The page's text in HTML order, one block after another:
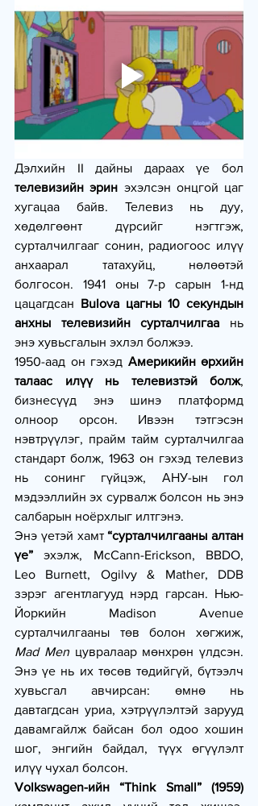
телевизийн эрин эхэлсэн онцгой цаг
хугацаа байв. Телевиз нь дуу,
хөдөлгөөнт дүрсийг нэгтгэж,
сурталчилгааг сонин, радиогоос илүү
анхаарал татахуйц, нөлөөтэй
болгосон. 1941 оны 7-р сарын 1-нд
цацагдсан Bulova цагны 10 секундын
анхны телевизийн сурталчилгаа нь
энэ хувьсгалын эхлэл болжээ.
1950-аад он гэхэд Америкийн өрхийн
талаас илүү нь телевизтэй болж,
бизнесүүд энэ шинэ платформд
олноор орсон. Ивээн тэтгэсэн
нэвтрүүлэг, прайм тайм сурталчилгаа
стандарт болж, 1963 он гэхэд телевиз
нь сонинг гүйцэж, АНУ-ын гол
мэдээллийн эх сурвалж болсон нь энэ
салбарын ноёрхлыг илтгэнэ.
Энэ үетэй хамт “сурталчилгааны алтан
үе” эхэлж, McCann-Erickson, BBDO,
Leo Burnett, Ogilvy & Mather, DDB
зэрэг агентлагууд нэрд гарсан. Нью-
Йоркийн Madison Avenue
Mad Men цувралаар мөнхрөн үлдсэн.
Энэ үе нь их төсөв төдийгүй, бүтээлч
хувьсгал авчирсан: өмнө нь
давтагдсан уриа, хэтрүүлэлтэй зарууд
давамгайлж байсан бол одоо хошин
шог, энгийн байдал, түүх өгүүлэлт
илүү чухал болсон.
Volkswagen-ийн “Think Small” (1959)